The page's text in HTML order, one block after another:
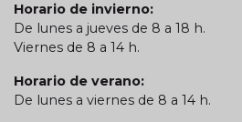
Horario de invierno:
De lunes a jueves de 8 a 18 h.
Viernes de 8 a 14 h.
Horario de verano:
De lunes a viernes de 8 a 14 h.